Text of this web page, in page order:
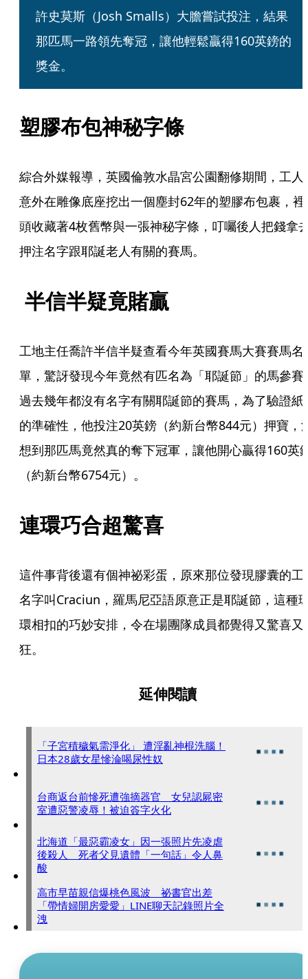
許史莫斯（Josh Smalls）大膽嘗試投注，結果
那匹馬一路領先奪冠，讓他輕鬆贏得160英鎊的
獎金。
塑膠布包神秘字條
綜合外媒報導，英國倫敦水晶宮公園翻修期間，工人
意外在雕像底座挖出一個塵封62年的塑膠布包裹，裡
頭收藏著4枚舊幣與一張神秘字條，叮囑後人把錢拿
押注名字跟耶誕老人有關的賽馬。
半信半疑竟賭贏
工地主任喬許半信半疑查看今年英國賽馬大賽賽馬名
單，驚訝發現今年竟然有匹名為「耶誕節」的馬參賽
過去幾年都沒有名字有關耶誕節的賽馬，為了驗證紙
的準確性，他投注20英鎊（約新台幣844元）押寶，
想到那匹馬竟然真的奪下冠軍，讓他開心贏得160英
（約新台幣6754元）。
連環巧合超驚喜
這件事背後還有個神祕彩蛋，原來那位發現膠囊的工
名字叫Craciun，羅馬尼亞語原意正是耶誕節，這種
環相扣的巧妙安排，令在場團隊成員都覺得又驚喜又
狂。
延伸閱讀
「子宮積穢氣需淨化」 遭淫亂神棍洗腦！
日本28歲女星慘淪喝尿性奴
台商返台前慘死遭強摘器官 女兒認屍密
室遭惡警凌辱！被迫簽字火化
北海道「最惡霸凌女」因一張照片先凌虐
後殺人 死者父見遺體「一句話」令人鼻
酸
高市早苗親信爆桃色風波 祕書官出差
「帶情婦開房愛愛」LINE聊天記錄照片全
洩